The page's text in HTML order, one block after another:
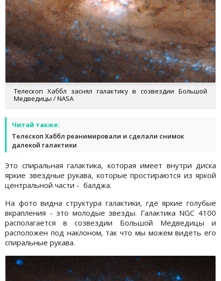
Телескоп Хаббл заснял галактику в созвездии Большой
Медведицы / NASA
Читай также:
Телескоп Хаббл реанимировали и сделали снимок
далекой галактики
Это спиральная галактика, которая имеет внутри диска
яркие звездные рукава, которые простираются из яркой
центральной части - балджа.
На фото видна структура галактики, где яркие голубые
вкрапления - это молодые звезды. Галактика NGC 4100
располагается в созвездии Большой Медведицы и
расположен под наклоном, так что мы можем видеть его
спиральные рукава.